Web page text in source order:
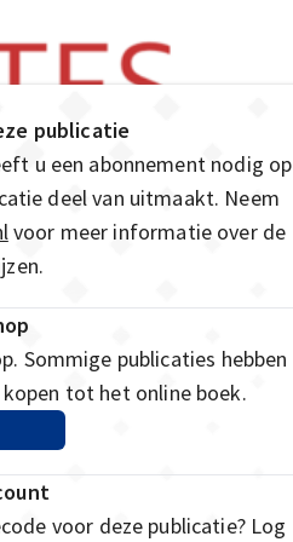
publicatie
u een abonnement nodig op
deel van uitmaakt. Neem
voor meer informatie over de
Sommige publicaties hebben
tot het online boek.
voor deze publicatie? Log